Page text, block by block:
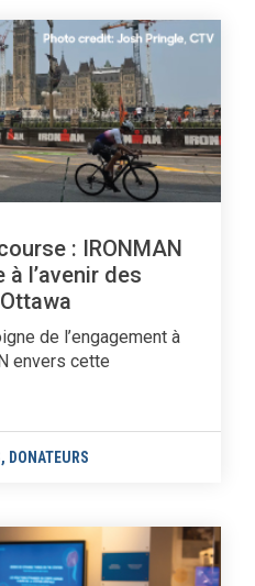
: IRONMAN
l’avenir des
de l’engagement à
envers cette
, DONATEURS